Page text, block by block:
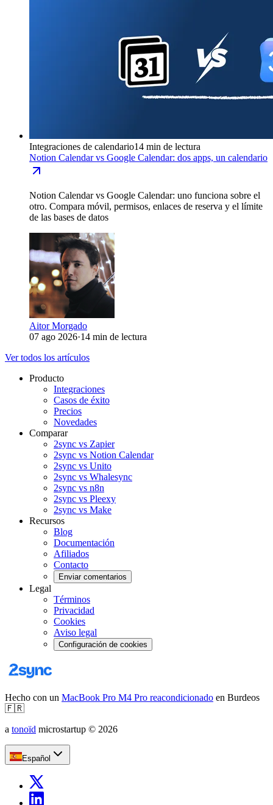
Integraciones de calendario14 min de lectura
Notion Calendar vs Google Calendar: dos apps, un calendario
Notion Calendar vs Google Calendar: uno funciona sobre el
otro. Compara móvil, permisos, enlaces de reserva y el límite
de las bases de datos
Aitor Morgado
07 ago 2026·14 min de lectura
Ver todos los artículos
Producto
Integraciones
Casos de éxito
Precios
Novedades
Comparar
2sync vs Zapier
2sync vs Notion Calendar
2sync vs Unito
2sync vs Whalesync
2sync vs n8n
2sync vs Pleexy
2sync vs Make
Recursos
Blog
Documentación
Afiliados
Contacto
Enviar comentarios
Legal
Términos
Privacidad
Cookies
Aviso legal
Configuración de cookies
Hecho con un MacBook Pro M4 Pro reacondicionado en Burdeos
🇫🇷
a tonoïd microstartup © 2026
Español